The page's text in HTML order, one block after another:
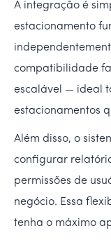
A integração é
estacionamento
compatibilidade
escalável — ideal
estacionamentos
Além disso, o
configurar
permissões de
negócio. Essa
tenha o máximo